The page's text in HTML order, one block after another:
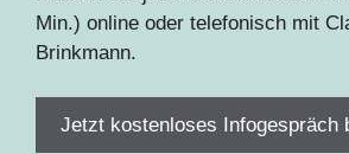
Min.) online oder telefonisch mit
Brinkmann.
Jetzt kostenloses Infogespräch